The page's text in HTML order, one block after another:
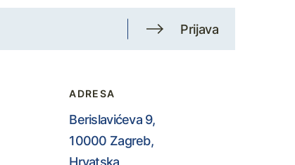
Prijava
ADRESA
Berislavićeva 9,
10000 Zagreb,